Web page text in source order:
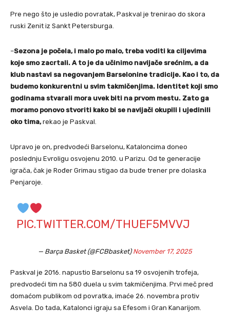
Pre nego što je usledio povratak, Paskval je trenirao do skora
ruski Zenit iz Sankt Petersburga.
–Sezona je počela, i malo po malo, treba voditi ka ciljevima
koje smo zacrtali. A to je da učinimo navijače srećnim, a da
klub nastavi sa negovanjem Barselonine tradicije. Kao i to, da
budemo konkurentni u svim takmičenjima. Identitet koji smo
godinama stvarali mora uvek biti na prvom mestu. Zato ga
moramo ponovo stvoriti kako bi se navijači okupili i ujedinili
oko tima,rekao je Paskval.
Upravo je on, predvodeći Barselonu, Kataloncima doneo
poslednju Evroligu osvojenu 2010. u Parizu. Od te generacije
igrača, čak je Rođer Grimau stigao da bude trener pre dolaska
Penjaroje.
PIC.TWITTER.COM/THUEF5MVVJ
— Barça Basket (@FCBbasket)November 17, 2025
Paskval je 2016. napustio Barselonu sa 19 osvojenih trofeja,
predvodeći tim na 580 duela u svim takmičenjima. Prvi meč pred
domaćom publikom od povratka, imaće 26. novembra protiv
Asvela. Do tada, Katalonci igraju sa Efesom i Gran Kanarijom.